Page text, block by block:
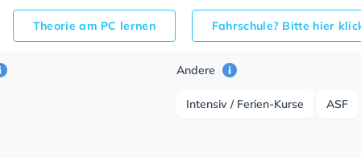
Theorie am PC lernen Fahrschule? Bitte hier
Andere
Intensiv / Ferien-Kurse ASF